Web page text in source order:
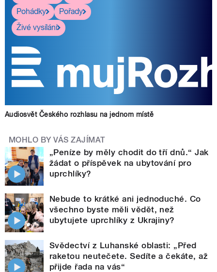
Pohádky
Pořady
Živé vysílání
Audiosvět Českého rozhlasu na jednom místě
MOHLO BY VÁS ZAJÍMAT
„Peníze by měly chodit do tří dnů.“ Jak
žádat o příspěvek na ubytování pro
uprchlíky?
Nebude to krátké ani jednoduché. Co
všechno byste měli vědět, než
ubytujete uprchlíky z Ukrajiny?
Svědectví z Luhanské oblasti: „Před
raketou neutečete. Sedíte a čekáte, až
přijde řada na vás“